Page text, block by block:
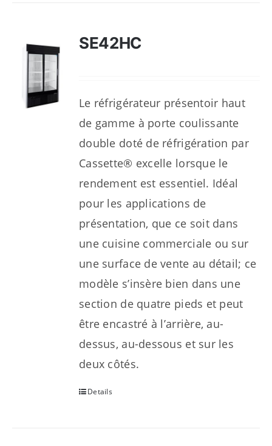
SE42HC
Le réfrigérateur présentoir haut
de gamme à porte coulissante
double doté de réfrigération par
Cassette® excelle lorsque le
rendement est essentiel. Idéal
pour les applications de
présentation, que ce soit dans
une cuisine commerciale ou sur
une surface de vente au détail; ce
modèle s’insère bien dans une
section de quatre pieds et peut
être encastré à l’arrière, au-
dessus, au-dessous et sur les
deux côtés.
Details